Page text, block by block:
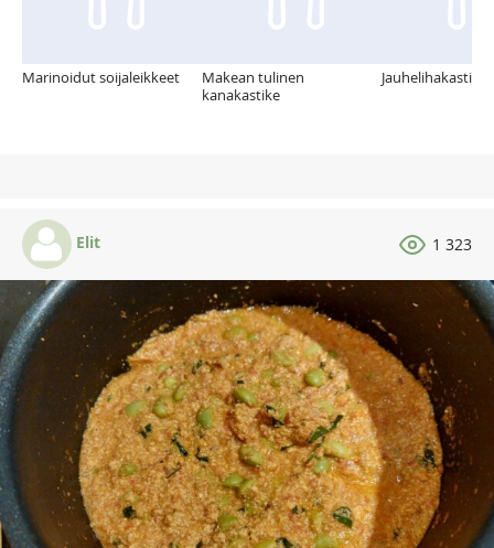
Marinoidut soijaleikkeet
Makean tulinen
kanakastike
Jauhelihakastike
Elit 1 323